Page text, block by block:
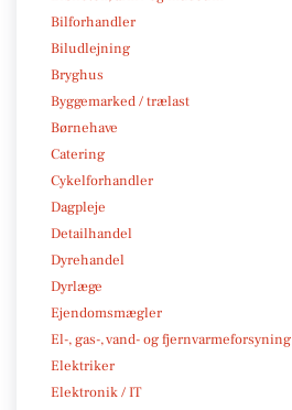
Bilforhandler
Biludlejning
Bryghus
Byggemarked / trælast
Børnehave
Catering
Cykelforhandler
Dagpleje
Detailhandel
Dyrehandel
Dyrlæge
Ejendomsmægler
El-, gas-, vand- og fjernvarmeforsyning
Elektriker
Elektronik / IT